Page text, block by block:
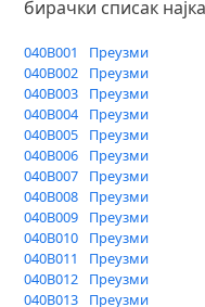
бирачки списак
040B001
Преузми
040B002
Преузми
040B003
Преузми
040B004
Преузми
040B005
Преузми
040B006
Преузми
040B007
Преузми
040B008
Преузми
040B009
Преузми
040B010
Преузми
040B011
Преузми
040B012
Преузми
040B013
Преузми